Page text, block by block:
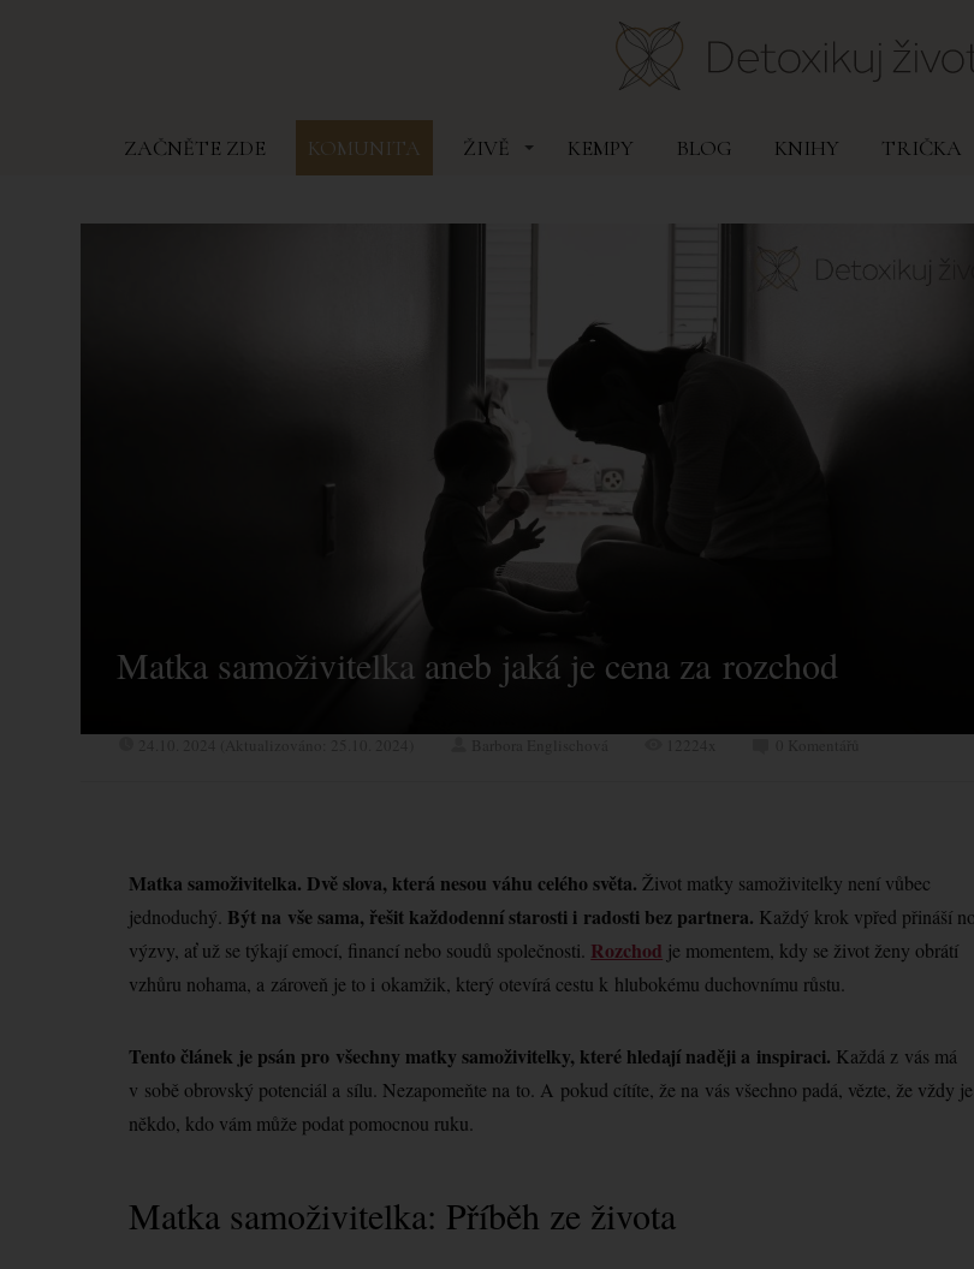
ZAČNĚTE ZDE KOMUNITA ŽIVĚ KEMPY BLOG KNIHY TRIČKA
Matka samoživitelka aneb jaká je cena za rozchod
Matka samoživitelka. Dvě slova, která nesou váhu celého světa.Život matky samoživitelky není vůbec
jednoduchý. Být na vše sama, řešit každodenní starosti i radosti bez partnera. Každý krok vpřed přináší
výzvy, ať už se týkají emocí, financí nebo soudů společnosti. Rozchod je momentem, kdy se život ženy obrátí
vzhůru nohama, a zároveň je to i okamžik, který otevírá cestu k hlubokému duchovnímu růstu.
Tento článek je psán pro všechny matky samoživitelky, které hledají naději a inspiraci. Každá z vás má
v sobě obrovský potenciál a sílu. Nezapomeňte na to. A pokud cítíte, že na vás všechno padá, vězte, že vždy
někdo, kdo vám může podat pomocnou ruku.
Matka samoživitelka: Příběh ze života